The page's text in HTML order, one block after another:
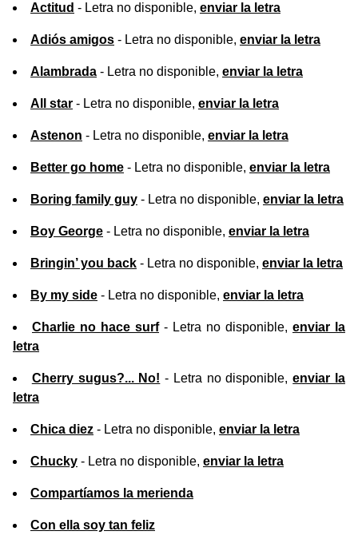
Actitud - Letra no disponible, enviar la letra
Adiós amigos - Letra no disponible, enviar la letra
Alambrada - Letra no disponible, enviar la letra
All star - Letra no disponible, enviar la letra
Astenon - Letra no disponible, enviar la letra
Better go home - Letra no disponible, enviar la letra
Boring family guy - Letra no disponible, enviar la letra
Boy George - Letra no disponible, enviar la letra
Bringin’ you back - Letra no disponible, enviar la letra
By my side - Letra no disponible, enviar la letra
Charlie no hace surf- Letra no disponible, enviar la
letra
Cherry sugus?... No! - Letra no disponible,enviar la
letra
Chica diez - Letra no disponible, enviar la letra
Chucky - Letra no disponible, enviar la letra
Compartíamos la merienda
Con ella soy tan feliz